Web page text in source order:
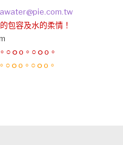
包容及水的柔情！
○ｏo。○ｏo。
○ｏo。○ｏo。